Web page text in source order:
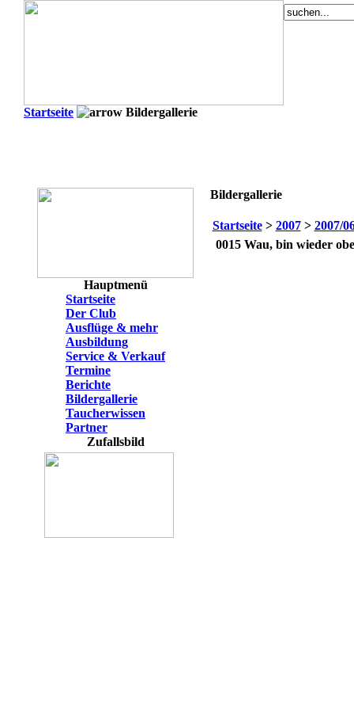
Startseite Bildergallerie
Hauptmenü
Startseite
Der Club
Ausflüge & mehr
Ausbildung
Service & Verkauf
Termine
Berichte
Bildergallerie
Taucherwissen
Partner
Zufallsbild
Bildergallerie
Startseite> 2007> 2007/
0015 Wau, bin wieder